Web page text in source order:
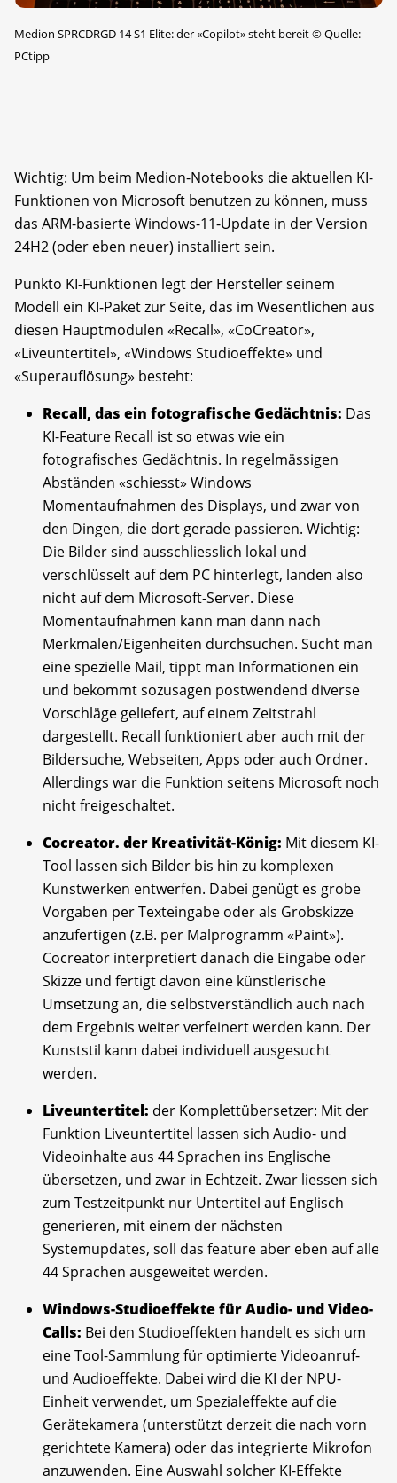
Medion SPRCDRGD 14 S1 Elite: der «Copilot» steht bereit©Quelle:
PCtipp
Wichtig: Um beim Medion-Notebooks die aktuellen KI-
Funktionen von Microsoft benutzen zu können, muss
das ARM-basierte Windows-11-Update in der Version
24H2 (oder eben neuer) installiert sein.
Punkto KI-Funktionen legt der Hersteller seinem
Modell ein KI-Paket zur Seite, das im Wesentlichen aus
diesen Hauptmodulen «Recall», «CoCreator»,
«Liveuntertitel», «Windows Studioeffekte» und
«Superauflösung» besteht:
Recall, das ein fotografische Gedächtnis: Das
KI-Feature Recall ist so etwas wie ein
fotografisches Gedächtnis. In regelmässigen
Abständen «schiesst» Windows
Momentaufnahmen des Displays, und zwar von
den Dingen, die dort gerade passieren. Wichtig:
Die Bilder sind ausschliesslich lokal und
verschlüsselt auf dem PC hinterlegt, landen also
nicht auf dem Microsoft-Server. Diese
Momentaufnahmen kann man dann nach
Merkmalen/Eigenheiten durchsuchen. Sucht man
eine spezielle Mail, tippt man Informationen ein
und bekommt sozusagen postwendend diverse
Vorschläge geliefert, auf einem Zeitstrahl
dargestellt. Recall funktioniert aber auch mit der
Bildersuche, Webseiten, Apps oder auch Ordner.
Allerdings war die Funktion seitens Microsoft noch
nicht freigeschaltet.
Cocreator. der Kreativität-König: Mit diesem KI-
Tool lassen sich Bilder bis hin zu komplexen
Kunstwerken entwerfen. Dabei genügt es grobe
Vorgaben per Texteingabe oder als Grobskizze
anzufertigen (z.B. per Malprogramm «Paint»).
Cocreator interpretiert danach die Eingabe oder
Skizze und fertigt davon eine künstlerische
Umsetzung an, die selbstverständlich auch nach
dem Ergebnis weiter verfeinert werden kann. Der
Kunststil kann dabei individuell ausgesucht
werden.
Liveuntertitel: der Komplettübersetzer: Mit der
Funktion Liveuntertitel lassen sich Audio- und
Videoinhalte aus 44 Sprachen ins Englische
übersetzen, und zwar in Echtzeit. Zwar liessen sich
zum Testzeitpunkt nur Untertitel auf Englisch
generieren, mit einem der nächsten
Systemupdates, soll das feature aber eben auf alle
44 Sprachen ausgeweitet werden.
Windows-Studioeffekte für Audio- und Video-
Calls: Bei den Studioeffekten handelt es sich um
eine Tool-Sammlung für optimierte Videoanruf-
und Audioeffekte. Dabei wird die KI der NPU-
Einheit verwendet, um Spezialeffekte auf die
Gerätekamera (unterstützt derzeit die nach vorn
gerichtete Kamera) oder das integrierte Mikrofon
anzuwenden. Eine Auswahl solcher KI-Effekte